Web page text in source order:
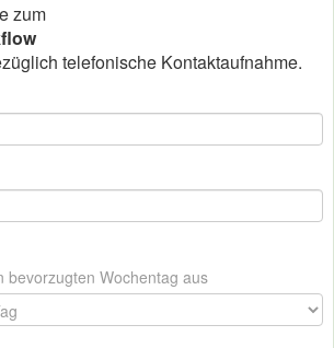
zum
telefonische Kontaktaufnahme.
bevorzugten Wochentag aus